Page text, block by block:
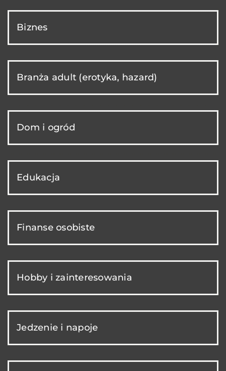
Biznes
Branża adult (erotyka, hazard)
Dom i ogród
Edukacja
Finanse osobiste
Hobby i zainteresowania
Jedzenie i napoje